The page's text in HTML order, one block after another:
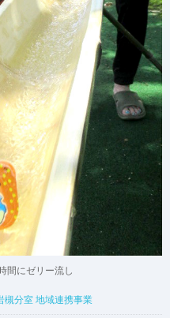
間にゼリー流し
槻分室 地域連携事業